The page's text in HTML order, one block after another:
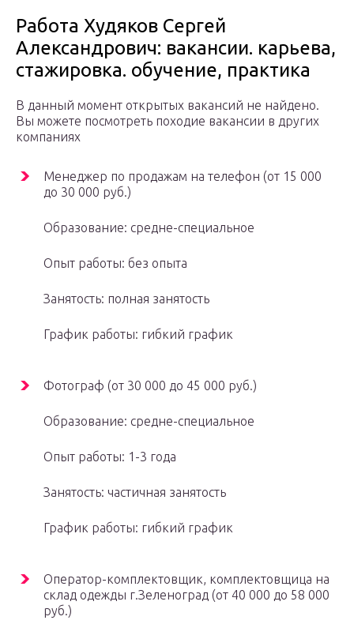
Работа Худяков Сергей
Александрович: вакансии. карьева,
стажировка. обучение, практика
В данный момент открытых вакансий не найдено.
Вы можете посмотреть походие вакансии в других
компаниях
Менеджер по продажам на телефон (от 15 000
до 30 000 руб.)
Образование: средне-специальное
Опыт работы: без опыта
Занятость: полная занятость
График работы: гибкий график
Фотограф (от 30 000 до 45 000 руб.)
Образование: средне-специальное
Опыт работы: 1-3 года
Занятость: частичная занятость
График работы: гибкий график
Оператор-комплектовщик, комплектовщица на
склад одежды г.Зеленоград (от 40 000 до 58 000
руб.)